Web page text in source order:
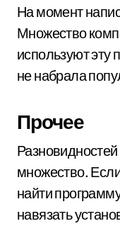
На момент
Множество
используют эту
не набрала
Прочее
множество.
найти
навязать